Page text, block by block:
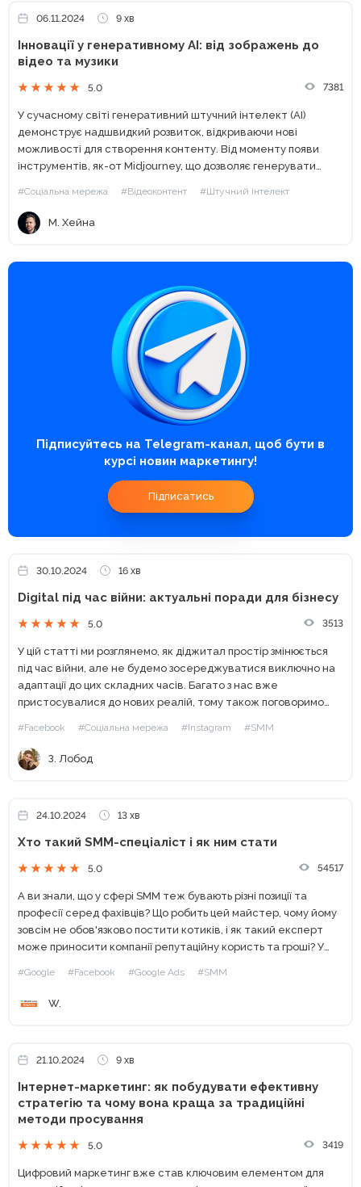
06.11.2024 9 хв
Інновації у генеративному АІ: від зображень до
відео та музики
5.0 7381
У сучасному світі генеративний штучний інтелект (АІ)
демонструє надшвидкий розвиток, відкриваючи нові
можливості для створення контенту. Від моменту появи
інструментів, як-от Midjourney, що дозволяє генерувати
за допомогою генеративного АІ створювати контент можна
у...
#Соціальна мережа #Відеоконтент #Штучний інтелект
М. Хейна
Підписуйтесь на Telegram-канал, щоб бути в
курсі новин маркетингу!
Підписатись
30.10.2024 16 хв
Digital під час війни: актуальні поради для бізнесу
5.0 3513
У цій статті ми розглянемо, як діджитал простір змінюється
під час війни, але не будемо зосереджуватися виключно на
адаптації до цих складних часів. Багато з нас вже
пристосувалися до нових реалій, тому також поговоримо
#Facebook #Соціальна мережа #Instagram #SMM
З. Лобод
24.10.2024 13 хв
Хто такий SMM-спеціаліст і як ним стати
5.0 54517
А ви знали, що у сфері SMM теж бувають різні позиції та
професії серед фахівців? Що робить цей майстер, чому йому
зовсім не обов'язково постити котиків, і як такий експерт
може приносити компанії репутаційну користь та гроші? У
#Google #Facebook #Google Ads #SMM
W.
21.10.2024 9 хв
Інтернет-маркетинг: як побудувати ефективну
стратегію та чому вона краща за традиційні
методи просування
5.0 3419
Цифровий маркетинг вже став ключовим елементом для